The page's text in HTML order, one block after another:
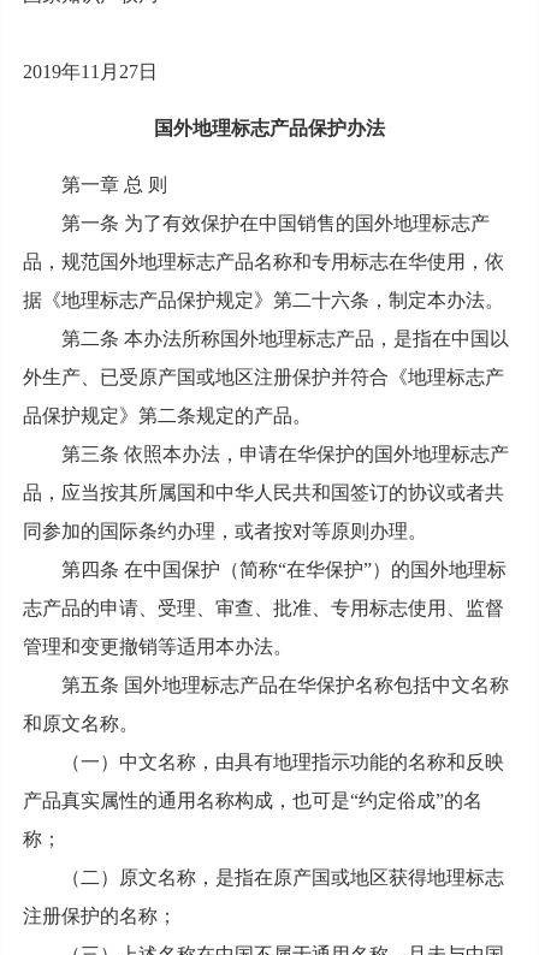
2019年11月27日
国外地理标志产品保护办法
第一章 总 则
第一条 为了有效保护在中国销售的国外地理标志产
品，规范国外地理标志产品名称和专用标志在华使用，依
据《地理标志产品保护规定》第二十六条，制定本办法。
第二条 本办法所称国外地理标志产品，是指在中国以
外生产、已受原产国或地区注册保护并符合《地理标志产
品保护规定》第二条规定的产品。
第三条 依照本办法，申请在华保护的国外地理标志产
品，应当按其所属国和中华人民共和国签订的协议或者共
同参加的国际条约办理，或者按对等原则办理。
第四条 在中国保护（简称“在华保护”）的国外地理标
志产品的申请、受理、审查、批准、专用标志使用、监督
管理和变更撤销等适用本办法。
第五条 国外地理标志产品在华保护名称包括中文名称
和原文名称。
（一）中文名称，由具有地理指示功能的名称和反映
产品真实属性的通用名称构成，也可是“约定俗成”的名
称；
（二）原文名称，是指在原产国或地区获得地理标志
注册保护的名称；